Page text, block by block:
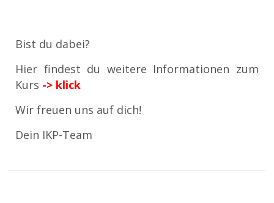
Bist du dabei?
Hier findest du weitere Informationen zum
Kurs -> klick
Wir freuen uns auf dich!
Dein IKP-Team